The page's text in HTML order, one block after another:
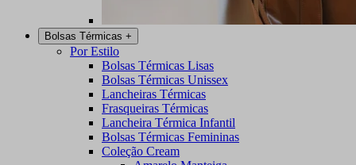
Bolsas Térmicas +
Por Estilo
Bolsas Térmicas Lisas
Bolsas Térmicas Unissex
Lancheiras Térmicas
Frasqueiras Térmicas
Lancheira Térmica Infantil
Bolsas Térmicas Femininas
Coleção Cream